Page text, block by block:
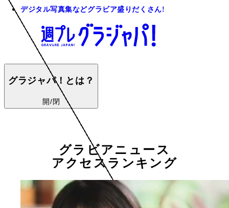
デジタル写真集などグラビア盛りだくさん!
グラジャパ！とは？
開/閉
グラビアニュース
アクセスランキング